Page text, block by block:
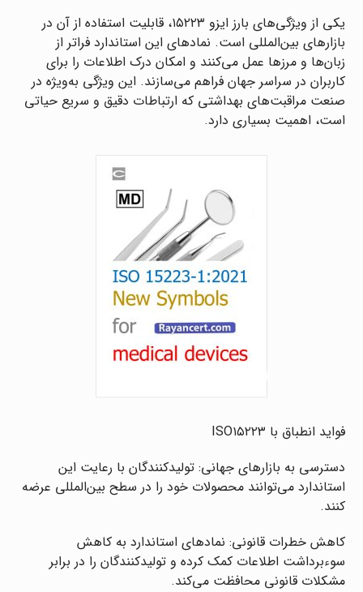
یکی از ویژگی‌های بارز ایزو ۱۵۲۲۳، قابلیت استفاده از آن در
بازارهای بین‌المللی است. نمادهای این استاندارد فراتر از
زبان‌ها و مرزها عمل می‌کنند و امکان درک اطلاعات را برای
کاربران در سراسر جهان فراهم می‌سازند. این ویژگی به‌ویژه در
صنعت مراقبت‌های بهداشتی که ارتباطات دقیق و سریع حیاتی
است، اهمیت بسیاری دارد.
فواید انطباق با ISO۱۵۲۲۳
دسترسی به بازارهای جهانی: تولیدکنندگان با رعایت این
استاندارد می‌توانند محصولات خود را در سطح بین‌المللی عرضه
کنند.
کاهش خطرات قانونی: نمادهای استاندارد به کاهش
سوءبرداشت اطلاعات کمک کرده و تولیدکنندگان را در برابر
مشکلات قانونی محافظت می‌کند.